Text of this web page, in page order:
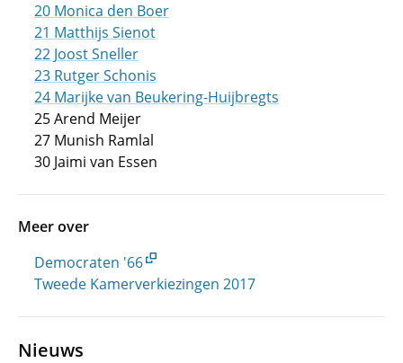
20 Monica den Boer
21 Matthijs Sienot
22 Joost Sneller
23 Rutger Schonis
24 Marijke van Beukering-Huijbregts
25 Arend Meijer
27 Munish Ramlal
30 Jaimi van Essen
Meer over
Democraten '66
Tweede Kamerverkiezingen 2017
Nieuws